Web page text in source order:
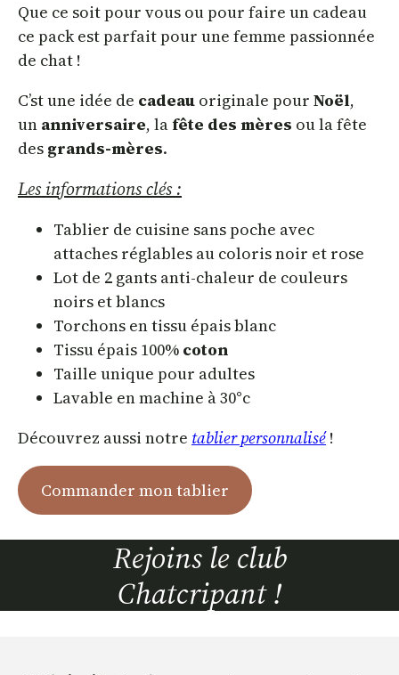
Que ce soit pour vous ou pour faire un cadeau
ce pack est parfait pour une femme passionnée
de chat !
C’st une idée de cadeau originale pour Noël,
un anniversaire, lafête des mères ou la fête
des grands-mères.
Les informations clés :
Tablier de cuisine sans poche avec
attaches réglables au coloris noir et rose
Lot de 2 gants anti-chaleur de couleurs
noirs et blancs
Torchons en tissu épais blanc
Tissu épais 100% coton
Taille unique pour adultes
Lavable en machine à 30°c
Découvrez aussi notre tablier personnalisé!
Commander mon tablier
Rejoins le club
Chatcripant !